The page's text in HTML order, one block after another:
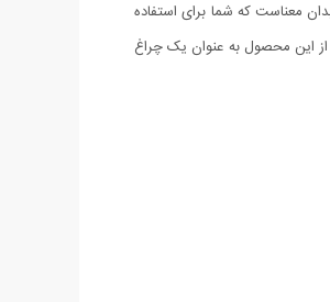
معناست که شما برای استفاده
از این محصول به عنوان یک چراغ